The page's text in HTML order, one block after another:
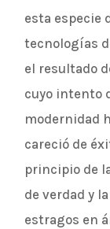
esta especie
tecnologías
el resultado
cuyo intento
modernidad
careció de
principio de
de verdad y
estragos en